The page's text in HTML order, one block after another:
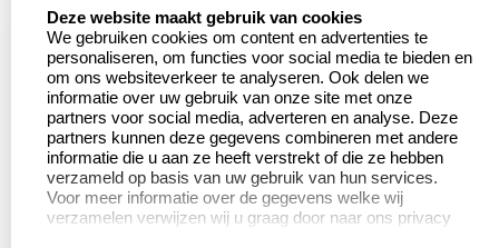
Contact
Veel gestelde vragen
Retourneren
Herroepingsrecht
Aanvraag op maat
Wederverkoper
worden
Betaling &
Verzending
Productinformatie:
Deze website maakt gebruik van cookies
We gebruiken cookies om content en advertenties te
personaliseren, om functies voor social media te bieden en
om ons websiteverkeer te analyseren. Ook delen we
informatie over uw gebruik van onze site met onze
partners voor social media, adverteren en analyse. Deze
partners kunnen deze gegevens combineren met andere
informatie die u aan ze heeft verstrekt of die ze hebben
verzameld op basis van uw gebruik van hun services.
Voor meer informatie over de gegevens welke wij
verzamelen verwijzen wij u graag door naar ons privacy